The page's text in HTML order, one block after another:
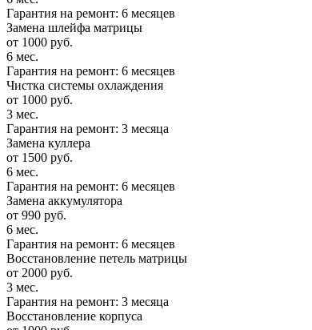
Гарантия на ремонт: 6 месяцев
Замена шлейфа матрицы
от 1000 руб.
6 мес.
Гарантия на ремонт: 6 месяцев
Чистка системы охлаждения
от 1000 руб.
3 мес.
Гарантия на ремонт: 3 месяца
Замена куллера
от 1500 руб.
6 мес.
Гарантия на ремонт: 6 месяцев
Замена аккумулятора
от 990 руб.
6 мес.
Гарантия на ремонт: 6 месяцев
Восстановление петель матрицы
от 2000 руб.
3 мес.
Гарантия на ремонт: 3 месяца
Восстановление корпуса